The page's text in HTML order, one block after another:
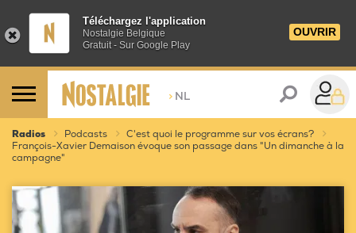
Téléchargez l'application
Nostalgie Belgique
Gratuit - Sur Google Play
OUVRIR
> NL
Radios Podcasts
C'est quoi le programme sur vos écrans?
François-Xavier Demaison évoque son passage dans "Un dimanche à la
campagne"